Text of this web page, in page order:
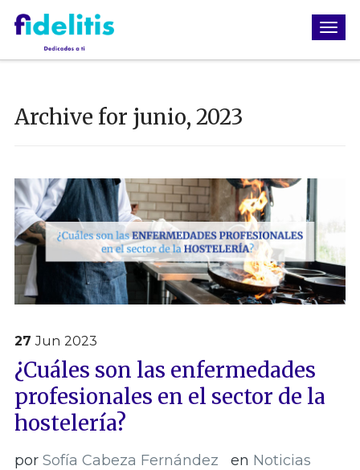
Archive for junio, 2023
27 Jun 2023
¿Cuáles son las enfermedades
profesionales en el sector de la
hostelería?
por Sofía Cabeza Fernández en Noticias